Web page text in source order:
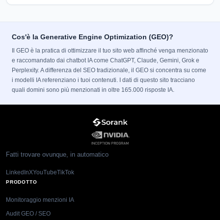
Cos'è la Generative Engine Optimization (GEO)?
Il GEO è la pratica di ottimizzare il tuo sito web affinché venga menzionato
e raccomandato dai chatbot IA come ChatGPT, Claude, Gemini, Grok e
Perplexity. A differenza del SEO tradizionale, il GEO si concentra su come
i modelli IA referenziano i tuoi contenuti. I dati di questo sito tracciano
quali domini sono più menzionati in oltre 165.000 risposte IA.
Fatti trovare ovunque, in automatico
LinkedInXYouTubeTikTok
PRODOTTO
Monitoraggio menzioni IA
Audit GEO / SEO